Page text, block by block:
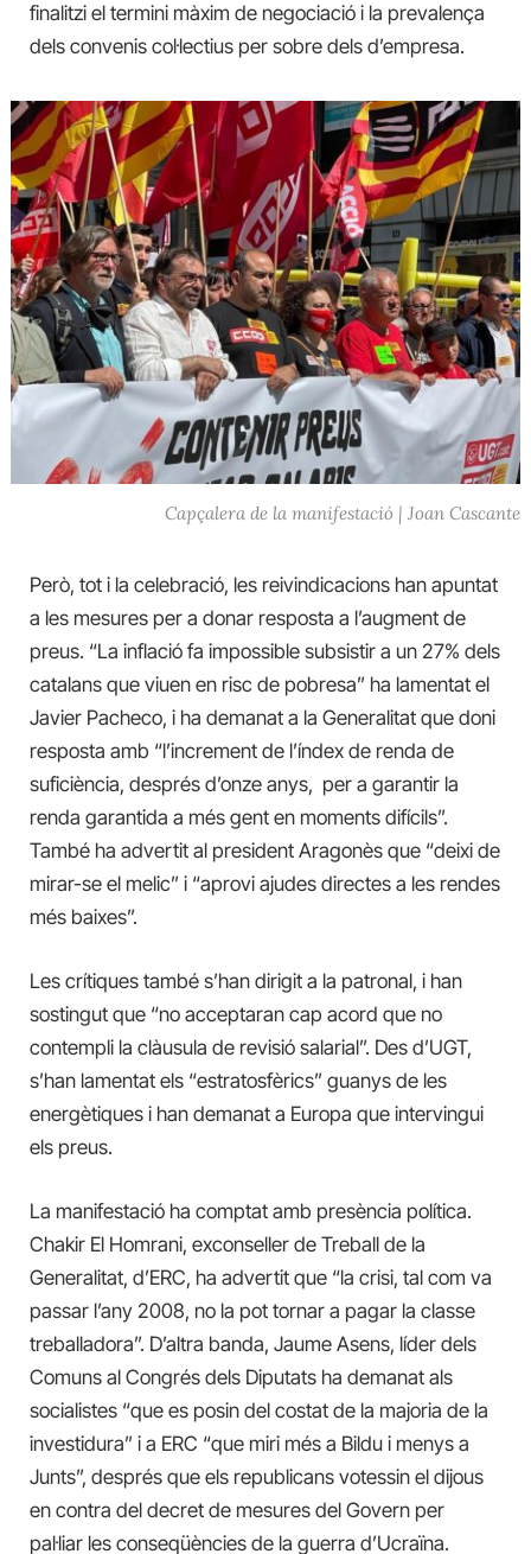
finalitzi el termini màxim de negociació i la prevalença
dels convenis col·lectius per sobre dels d’empresa.
Capçalera de la manifestació | Joan Cascante
Però, tot i la celebració, les reivindicacions han apuntat
a les mesures per a donar resposta a l’augment de
preus. “La inflació fa impossible subsistir a un 27% dels
catalans que viuen en risc de pobresa” ha lamentat el
Javier Pacheco, i ha demanat a la Generalitat que doni
resposta amb “l’increment de l’índex de renda de
suficiència, després d’onze anys, per a garantir la
renda garantida a més gent en moments difícils”.
També ha advertit al president Aragonès que “deixi de
mirar-se el melic” i “aprovi ajudes directes a les rendes
més baixes”.
Les crítiques també s’han dirigit a la patronal, i han
sostingut que “no acceptaran cap acord que no
contempli la clàusula de revisió salarial”. Des d’UGT,
s’han lamentat els “estratosfèrics” guanys de les
energètiques i han demanat a Europa que intervingui
els preus.
La manifestació ha comptat amb presència política.
Chakir El Homrani, exconseller de Treball de la
Generalitat, d’ERC, ha advertit que “la crisi, tal com va
passar l’any 2008, no la pot tornar a pagar la classe
treballadora”. D’altra banda, Jaume Asens, líder dels
Comuns al Congrés dels Diputats ha demanat als
socialistes “que es posin del costat de la majoria de la
investidura” i a ERC “que miri més a Bildu i menys a
Junts”, després que els republicans votessin el dijous
en contra del decret de mesures del Govern per
pal·liar les conseqüències de la guerra d’Ucraïna.